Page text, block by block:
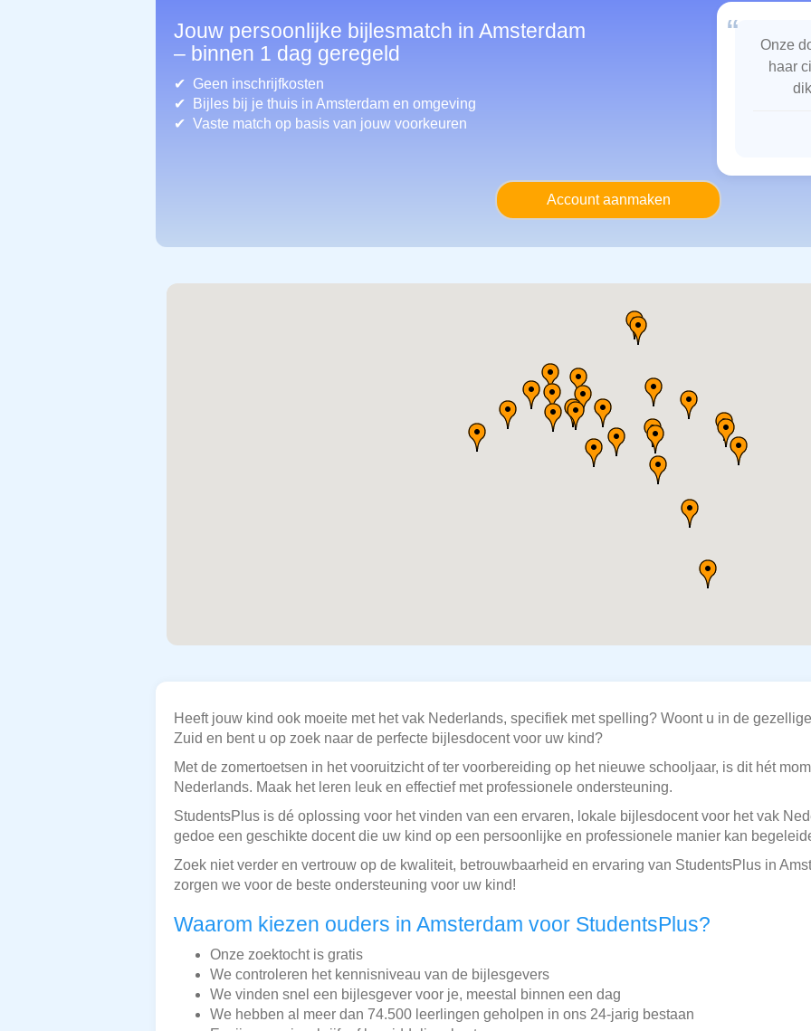
Jouw persoonlijke bijlesmatch in Amsterdam
– binnen 1 dag geregeld
Geen inschrijfkosten
Bijles bij je thuis in Amsterdam en omgeving
Vaste match op basis van jouw voorkeuren
“
Onze
haar
Account aanmaken
Heeft jouw kind ook moeite met het vak Nederlands, specifiek met spelling? Woont u in de
Zuid en bent u op zoek naar de perfecte bijlesdocent voor uw kind?
Met de zomertoetsen in het vooruitzicht of ter voorbereiding op het nieuwe schooljaar, is dit hét
Nederlands. Maak het leren leuk en effectief met professionele ondersteuning.
StudentsPlus is dé oplossing voor het vinden van een ervaren, lokale bijlesdocent voor het vak
gedoe een geschikte docent die uw kind op een persoonlijke en professionele manier kan
Zoek niet verder en vertrouw op de kwaliteit, betrouwbaarheid en ervaring van StudentsPlus in
zorgen we voor de beste ondersteuning voor uw kind!
Waarom kiezen ouders in Amsterdam voor StudentsPlus?
Onze zoektocht is gratis
We controleren het kennisniveau van de bijlesgevers
We vinden snel een bijlesgever voor je, meestal binnen een dag
We hebben al meer dan 74.500 leerlingen geholpen in ons 24-jarig bestaan